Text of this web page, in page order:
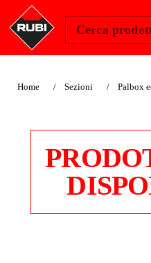
Cerca
Home Sezioni Palbox